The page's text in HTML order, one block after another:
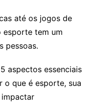
até os jogos de
esporte tem um
pessoas.
aspectos essenciais
o que é esporte, sua